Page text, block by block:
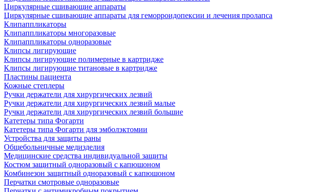
Циркулярные сшивающие аппараты
Циркулярные сшивающие аппараты для геморроидопексии и лечения пролапса
Клипаппликаторы
Клипаппликаторы многоразовые
Клипаппликаторы одноразовые
Клипсы лигирующие
Клипсы лигирующие полимерные в картридже
Клипсы лигирующие титановые в картридже
Пластины пациента
Кожные степлеры
Ручки держатели для хирургических лезвий
Ручки держатели для хирургических лезвий малые
Ручки держатели для хирургических лезвий большие
Катетеры типа Фогарти
Катетеры типа Фогарти для эмболэктомии
Устройства для защиты раны
Общебольничные медизделия
Медицинские средства индивидуальной защиты
Костюм защитный одноразовый с капюшоном
Комбинезон защитный одноразовый с капюшоном
Перчатки смотровые одноразовые